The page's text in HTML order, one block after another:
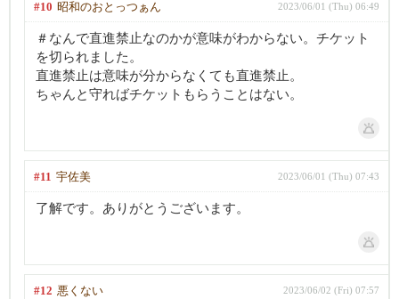
#10 昭和のおとっつぁん 2023/06/01 (Thu) 06:49
＃なんで直進禁止なのかが意味がわからない。チケット
を切られました。
直進禁止は意味が分からなくても直進禁止。
ちゃんと守ればチケットもらうことはない。
#11 宇佐美 2023/06/01 (Thu) 07:43
了解です。ありがとうございます。
#12 悪くない 2023/06/02 (Fri) 07:57